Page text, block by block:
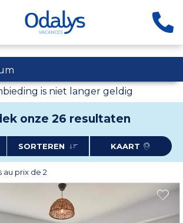
is niet langer geldig
onze 26 resultaten
SORTEREN KAART
au prix de 2